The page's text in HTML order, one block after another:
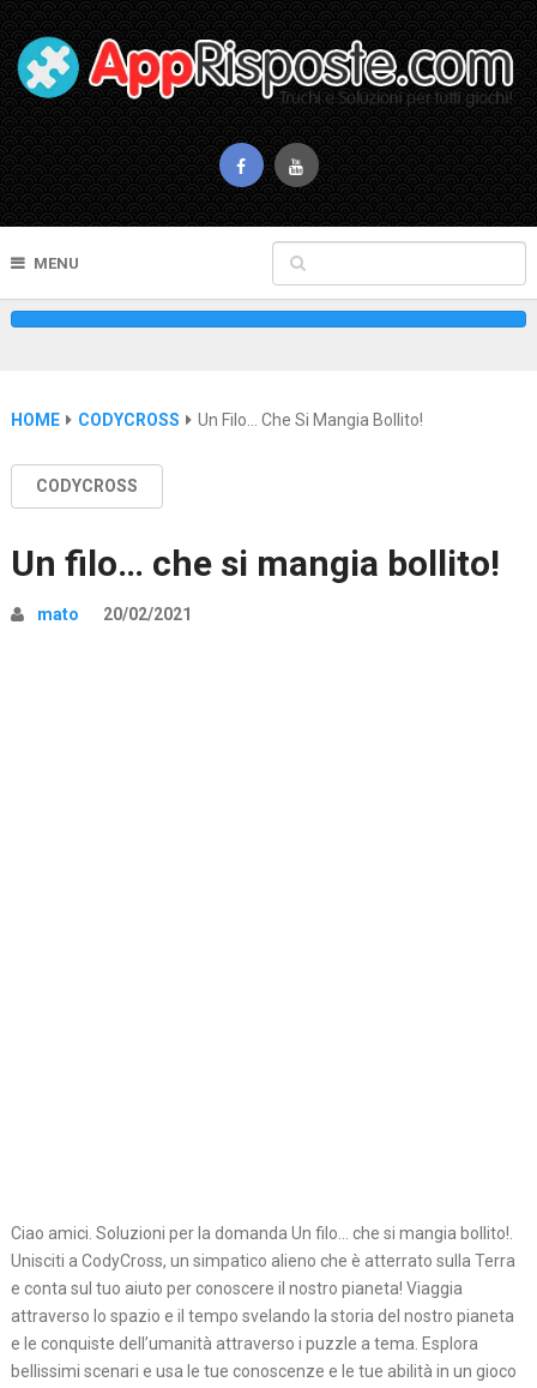
MENU
HOME CODYCROSS Un Filo… Che Si Mangia Bollito!
CODYCROSS
Un filo… che si mangia bollito!
mato 20/02/2021
Ciao amici. Soluzioni per la domanda Un filo… che si mangia bollito!.
Unisciti a CodyCross, un simpatico alieno che è atterrato sulla Terra
e conta sul tuo aiuto per conoscere il nostro pianeta! Viaggia
attraverso lo spazio e il tempo svelando la storia del nostro pianeta
e le conquiste dell’umanità attraverso i puzzle a tema. Esplora
bellissimi scenari e usa le tue conoscenze e le tue abilità in un gioco